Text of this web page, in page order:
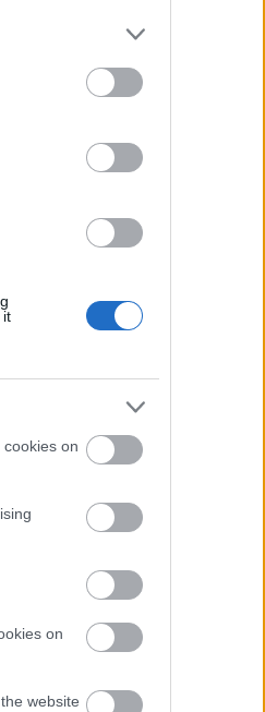
it
on
on
website
viikon
melkoisen
järviosuutta.
nousu 45
näitä ”ilkeitä
Gundersen,
varten
ottivat
ennen
Furreria.
vapaan kisan